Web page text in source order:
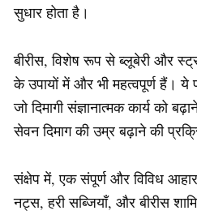
सुधार होता है।
बीरीस, विशेष रूप से ब्लूबेरी और
के उपायों में और भी महत्वपूर्ण हैं। ये
जो दिमागी संज्ञानात्मक कार्य को
सेवन दिमाग की उम्र बढ़ाने की
संक्षेप में, एक संपूर्ण और विविध
नट्स, हरी सब्जियाँ, और बीरीस